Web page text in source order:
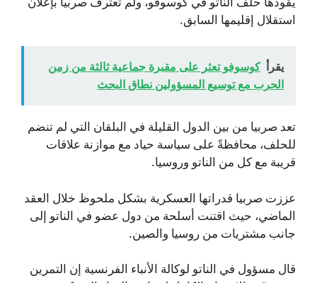
استقلال إقليمها السابق.
يقرأ كوسوفو تعثر على مقبرة جماعية ثالثة من زمن
الحرب مع توسيع المسؤولين نطاق البحث
تعد صربيا من بين الدول القليلة في البلقان التي لم تنضم
للحلف، محافظةً على سياسة حياد مع موازنة علاقات
قريبة مع كل من الناتو وروسيا.
عززت صربيا قدراتها العسكرية بشكل ملحوظ خلال العقد
الماضي، حيث اقتنت أسلحة من دول عضو في الناتو إلى
جانب مشتريات من روسيا والصين.
قال مسؤول في الناتو لوكالة الأنباء الفرنسية إن التمرين